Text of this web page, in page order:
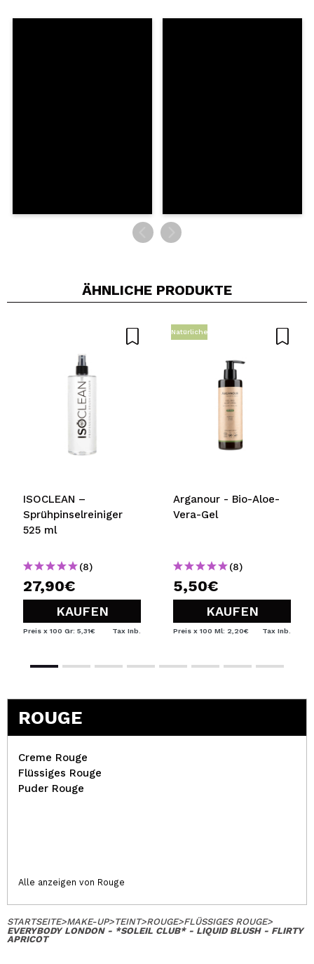
Dein Video könnte das erste sein. Stell es dir vor...
ÄHNLICHE PRODUKTE
ISOCLEAN –
Sprühpinselreiniger
525 ml
(8)
27,90€
KAUFEN
Preis x 100 Gr: 5,31€ Tax Inb.
Natürliche
Arganour - Bio-Aloe-
Vera-Gel
(8)
5,50€
KAUFEN
Preis x 100 Ml: 2,20€ Tax Inb.
ROUGE
Creme Rouge
Flüssiges Rouge
Puder Rouge
Alle anzeigen von Rouge
STARTSEITE>MAKE-UP>TEINT>ROUGE>FLÜSSIGES ROUGE>
EVERYBODY LONDON - *SOLEIL CLUB* - LIQUID BLUSH - FLIRTY
APRICOT